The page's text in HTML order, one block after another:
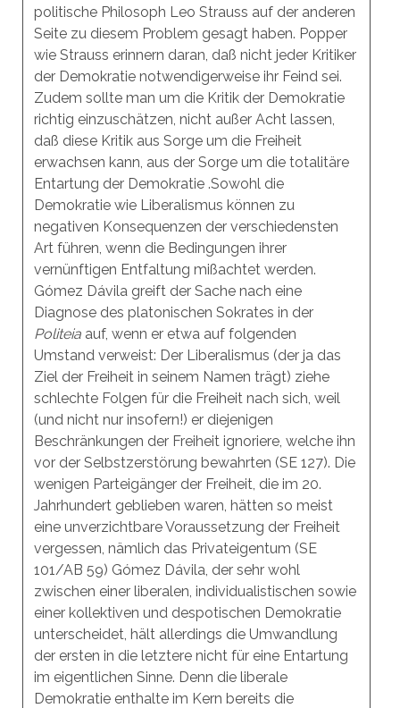
politische Philosoph Leo Strauss auf der anderen
Seite zu diesem Problem gesagt haben. Popper
wie Strauss erinnern daran, daß nicht jeder Kritiker
der Demokratie notwendigerweise ihr Feind sei.
Zudem sollte man um die Kritik der Demokratie
richtig einzuschätzen, nicht außer Acht lassen,
daß diese Kritik aus Sorge um die Freiheit
erwachsen kann, aus der Sorge um die totalitäre
Entartung der Demokratie .Sowohl die
Demokratie wie Liberalismus können zu
negativen Konsequenzen der verschiedensten
Art führen, wenn die Bedingungen ihrer
vernünftigen Entfaltung mißachtet werden.
Gómez Dávila greift der Sache nach eine
Diagnose des platonischen Sokrates in der
Politeiaauf, wenn er etwa auf folgenden
Umstand verweist: Der Liberalismus (der ja das
Ziel der Freiheit in seinem Namen trägt) ziehe
schlechte Folgen für die Freiheit nach sich, weil
(und nicht nur insofern!) er diejenigen
Beschränkungen der Freiheit ignoriere, welche ihn
vor der Selbstzerstörung bewahrten (SE 127). Die
wenigen Parteigänger der Freiheit, die im 20.
Jahrhundert geblieben waren, hätten so meist
eine unverzichtbare Voraussetzung der Freiheit
vergessen, nämlich das Privateigentum (SE
101/AB 59) Gómez Dávila, der sehr wohl
zwischen einer liberalen, individualistischen sowie
einer kollektiven und despotischen Demokratie
unterscheidet, hält allerdings die Umwandlung
der ersten in die letztere nicht für eine Entartung
im eigentlichen Sinne. Denn die liberale
Demokratie enthalte im Kern bereits die